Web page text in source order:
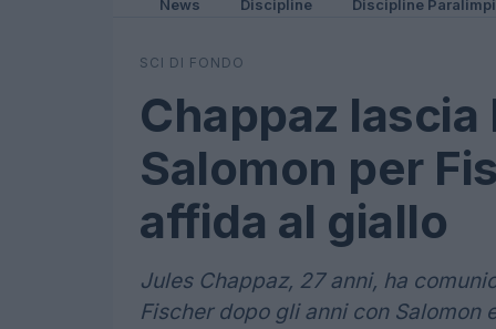
News Discipline Discipline
SCI DI FONDO
Chappaz
Salomon per
affida al giallo
Jules Chappaz, 27 anni, ha
Fischer dopo gli anni con Salomon